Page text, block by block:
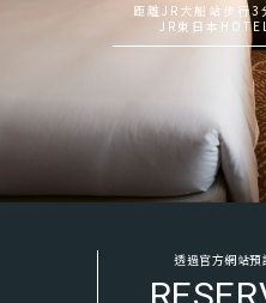
距離JR大船站步行3
JR東日本
透過官方網站